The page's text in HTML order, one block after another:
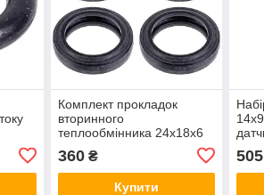
Комплект прокладок
вторинного
теплообмінника 24х18х6
котла Saunier Duval
S5466000-04
360₴
Купити
505